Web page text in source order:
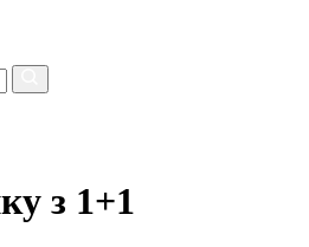
з 1+1